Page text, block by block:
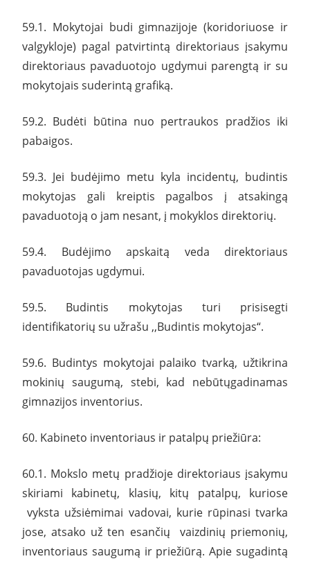
59.1. Mokytojai budi gimnazijoje (koridoriuose ir
valgykloje) pagal patvirtintą direktoriaus įsakymu
direktoriaus pavaduotojo ugdymui parengtą ir su
mokytojais suderintą grafiką.
59.2. Budėti būtina nuo pertraukos pradžios iki
pabaigos.
59.3. Jei budėjimo metu kyla incidentų, budintis
mokytojas gali kreiptis pagalbos į atsakingą
pavaduotoją o jam nesant, į mokyklos direktorių.
59.4. Budėjimo apskaitą veda direktoriaus
pavaduotojas ugdymui.
59.5. Budintis mokytojas turi prisisegti
identifikatorių su užrašu ,,Budintis mokytojas“.
59.6. Budintys mokytojai palaiko tvarką, užtikrina
mokinių saugumą, stebi, kad nebūtųgadinamas
gimnazijos inventorius.
60. Kabineto inventoriaus ir patalpų priežiūra:
60.1. Mokslo metų pradžioje direktoriaus įsakymu
skiriami kabinetų, klasių, kitų patalpų, kuriose
vyksta užsiėmimai vadovai, kurie rūpinasi tvarka
jose, atsako už ten esančių vaizdinių priemonių,
inventoriaus saugumą ir priežiūrą. Apie sugadintą